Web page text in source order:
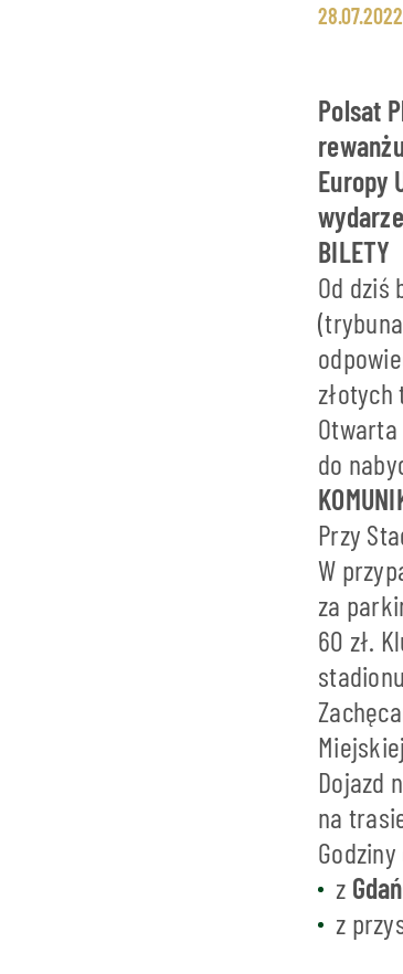
28.07.2022
Polsat
Europy
BILETY
Od dziś
złotych
do
Przy
W
za
60 zł.
Dojazd
na
z
z